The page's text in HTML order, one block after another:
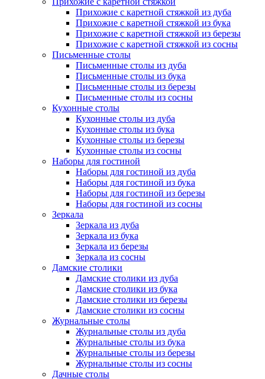
Прихожие с каретной стяжкой из дуба
Прихожие с каретной стяжкой из бука
Прихожие с каретной стяжкой из березы
Прихожие с каретной стяжкой из сосны
Письменные столы
Письменные столы из дуба
Письменные столы из бука
Письменные столы из березы
Письменные столы из сосны
Кухонные столы
Кухонные столы из дуба
Кухонные столы из бука
Кухонные столы из березы
Кухонные столы из сосны
Наборы для гостиной
Наборы для гостиной из дуба
Наборы для гостиной из бука
Наборы для гостиной из березы
Наборы для гостиной из сосны
Зеркала
Зеркала из дуба
Зеркала из бука
Зеркала из березы
Зеркала из сосны
Дамские столики
Дамские столики из дуба
Дамские столики из бука
Дамские столики из березы
Дамские столики из сосны
Журнальные столы
Журнальные столы из дуба
Журнальные столы из бука
Журнальные столы из березы
Журнальные столы из сосны
Дачные столы